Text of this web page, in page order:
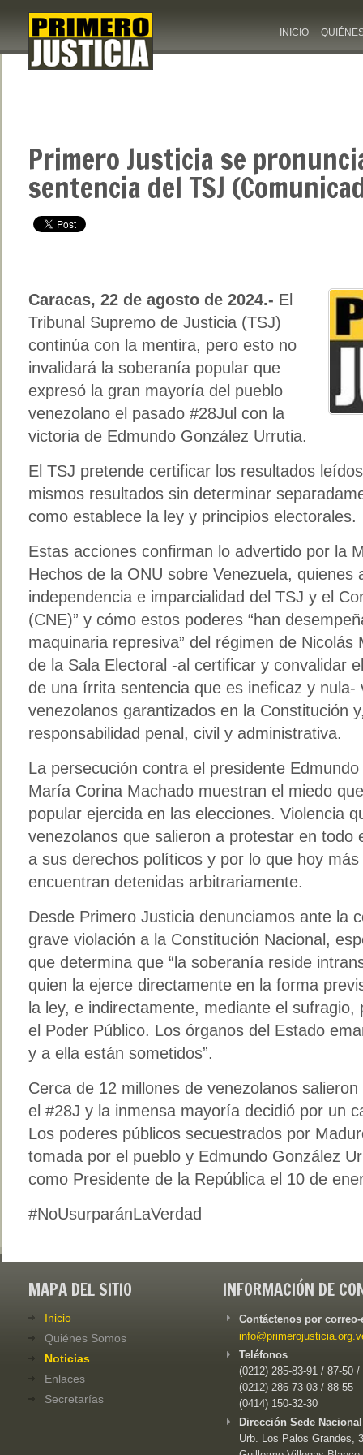
INICIO
Primero Justicia se
sentencia del TSJ
Caracas, 22 de agosto de 2024.- El
Tribunal Supremo de Justicia (TSJ)
continúa con la mentira, pero esto no
invalidará la soberanía popular que
expresó la gran mayoría del pueblo
venezolano el pasado #28Jul con la
victoria de Edmundo González Urrutia.
El TSJ pretende certificar los resultados
mismos resultados sin determinar
como establece la ley y principios electorales.
Estas acciones confirman lo advertido por la
Hechos de la ONU sobre Venezuela, quienes
independencia e imparcialidad del TSJ y el
(CNE)” y cómo estos poderes “han
maquinaria represiva” del régimen de
de la Sala Electoral -al certificar y convalidar
de una írrita sentencia que es ineficaz y nula-
venezolanos garantizados en la Constitución
responsabilidad penal, civil y administrativa.
La persecución contra el presidente
María Corina Machado muestran el miedo
popular ejercida en las elecciones. Violencia
venezolanos que salieron a protestar en todo
a sus derechos políticos y por lo que hoy
encuentran detenidas arbitrariamente.
Desde Primero Justicia denunciamos ante la
grave violación a la Constitución Nacional,
que determina que “la soberanía reside
quien la ejerce directamente en la forma
la ley, e indirectamente, mediante el
el Poder Público. Los órganos del Estado
y a ella están sometidos”.
Cerca de 12 millones de venezolanos
el #28J y la inmensa mayoría decidió por un
Los poderes públicos secuestrados por
tomada por el pueblo y Edmundo González
como Presidente de la República el 10 de
#NoUsurparánLaVerdad
MAPA DEL SITIO
Inicio
Quiénes Somos
Noticias
Enlaces
Secretarías
INFORMACIÓN DE
Contáctenos por
Teléfonos
(0212) 285-83-91 / 87-50 /
(0212) 286-73-03 / 88-55
(0414) 150-32-30
Dirección Sede
Urb. Los Palos Grandes,